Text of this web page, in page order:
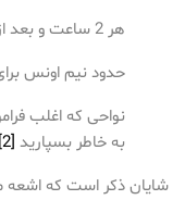
هر 2 ساعت و بعد از شنا تمدید کنید
حدود نیم اونس
نواحی که اغلب
به خاطر بسپارید [2]
شایان ذکر است که اشعه